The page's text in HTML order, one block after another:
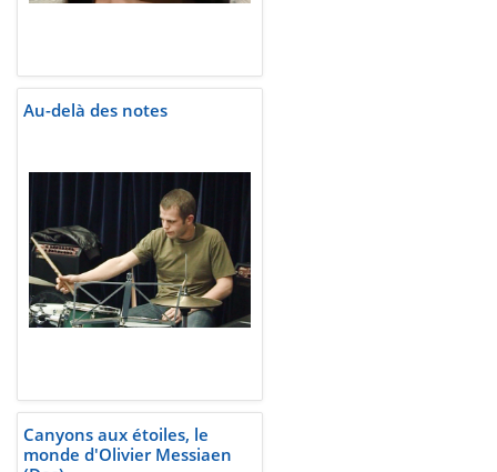
Au-delà des notes
Canyons aux étoiles, le
monde d'Olivier Messiaen